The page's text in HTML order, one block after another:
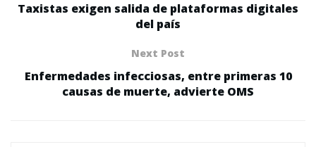
Taxistas exigen salida de plataformas digitales
del país
Next Post
Enfermedades infecciosas, entre primeras 10
causas de muerte, advierte OMS